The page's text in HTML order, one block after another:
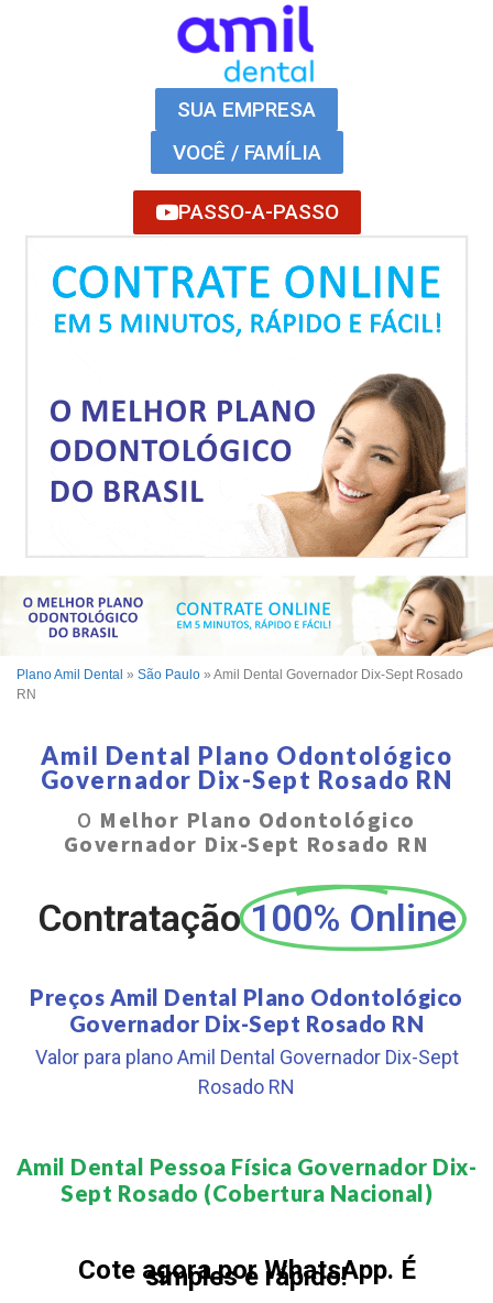
SUA EMPRESA
VOCÊ / FAMÍLIA
PASSO-A-PASSO
Plano Amil Dental » São Paulo » Amil Dental Governador Dix-Sept Rosado
RN
Amil Dental Plano Odontológico
Governador Dix-Sept Rosado RN
O Melhor Plano Odontológico
Governador Dix-Sept Rosado RN
Contratação 100% Online
Preços Amil Dental Plano Odontológico
Governador Dix-Sept Rosado RN
Valor para plano Amil Dental Governador Dix-Sept
Rosado RN
Amil Dental Pessoa Física Governador Dix-
Sept Rosado (Cobertura Nacional)​
Cote agora por WhatsApp. É
simples e rápido!